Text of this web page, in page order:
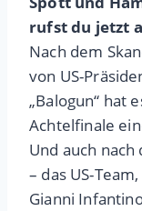
rufst du jetzt
Nach dem
von US-
„Balogun“ hat
Achtelfinale
Und auch
– das US-
Gianni